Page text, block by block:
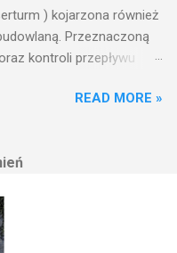
) kojarzona również
Przeznaczoną
kontroli przepływu
ciśnień jest obiektem
zaplanowanej dla
zwiększanie ciśnienia
wieży ciśnień Cechą
READ MORE »